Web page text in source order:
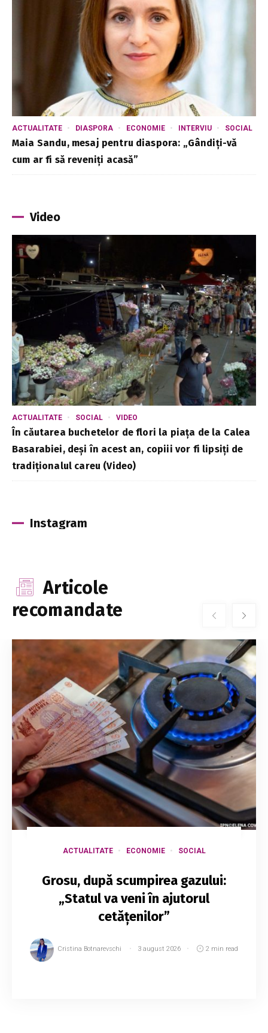
ACTUALITATE DIASPORA ECONOMIE INTERVIU SOCIAL
Maia Sandu, mesaj pentru diaspora: „Gândiți-vă
cum ar fi să reveniți acasă”
Video
ACTUALITATE SOCIAL VIDEO
În căutarea buchetelor de flori la piața de la Calea
Basarabiei, deși în acest an, copiii vor fi lipsiți de
tradiționalul careu (Video)
Instagram
Articole
recomandate
ACTUALITATE ECONOMIE SOCIAL
Grosu, după scumpirea gazului:
„Statul va veni în ajutorul
cetățenilor”
Cristina Botnarevschi 3 august 2026 2 min read